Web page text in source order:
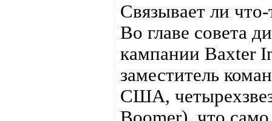
Связывает ли
Во главе совета
кампании Baxter
заместитель
США,